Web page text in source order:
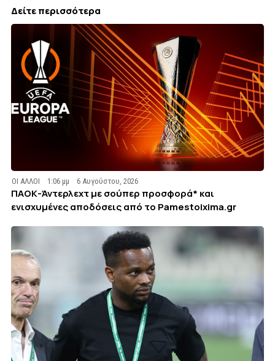
Δείτε περισσότερα
ΟΙ ΑΛΛΟΙ 1:06 μμ 6 Αυγούστου, 2026
ΠΑΟΚ-Άντερλεχτ με σούπερ προσφορά* και
ενισχυμένες αποδόσεις από το Pamestoixima.gr